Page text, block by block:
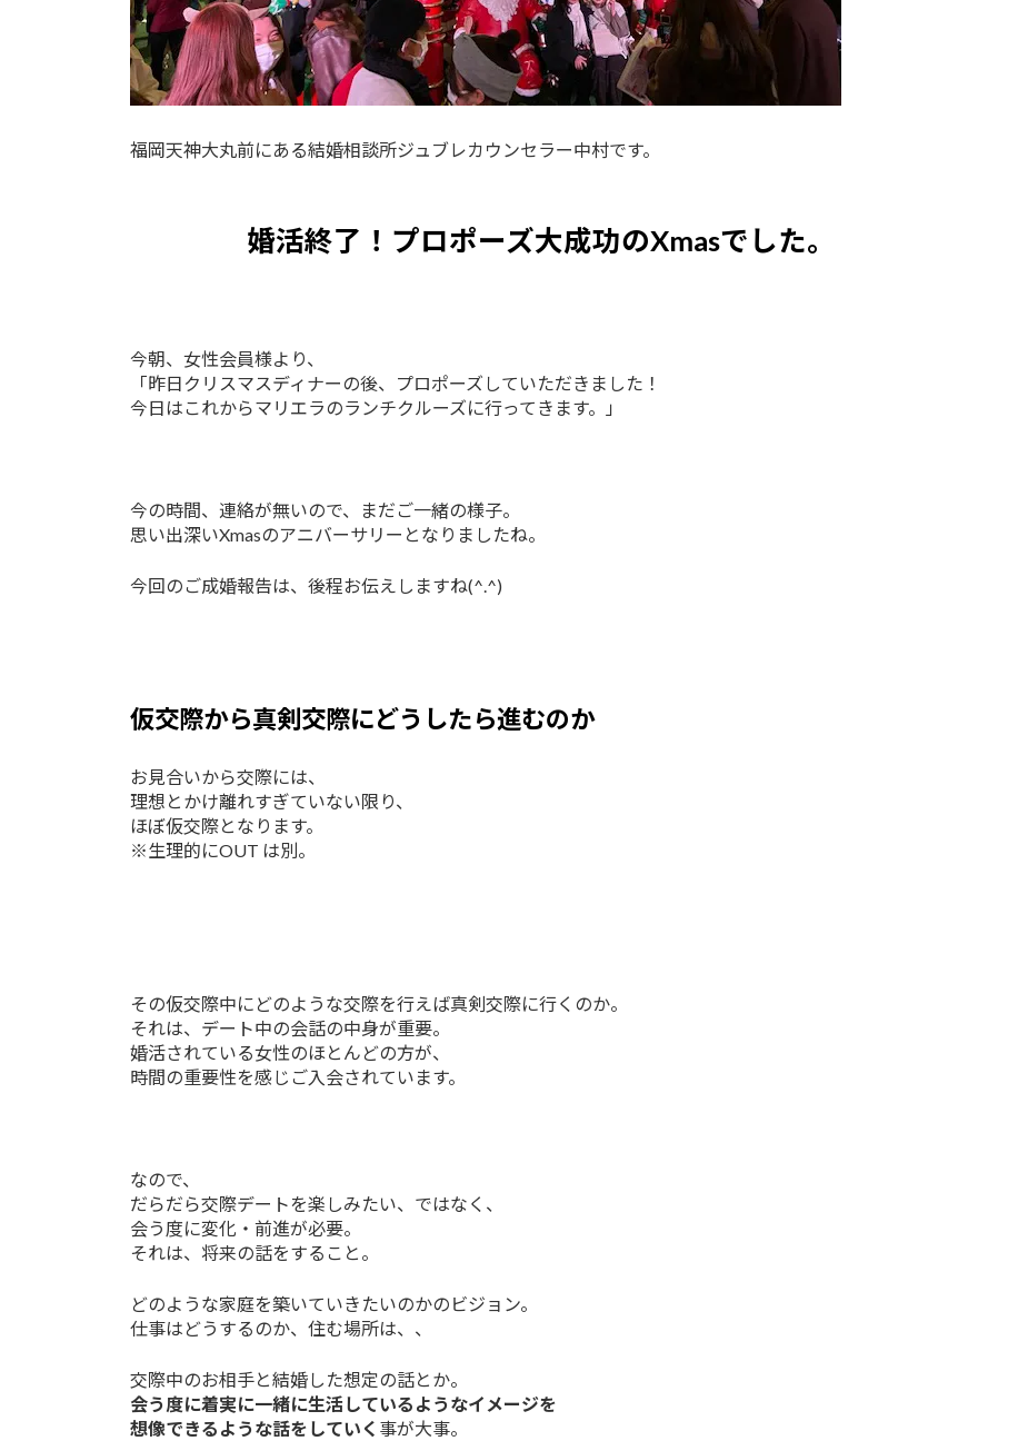
福岡天神大丸前にある結婚相談所ジュブレカウンセラー中村です。
婚活終了！プロポーズ大成功のXmasでした。
今朝、女性会員様より、
「昨日クリスマスディナーの後、プロポーズしていただきました！
今日はこれからマリエラのランチクルーズに行ってきます。」
今の時間、連絡が無いので、まだご一緒の様子。
思い出深いXmasのアニバーサリーとなりましたね。
今回のご成婚報告は、後程お伝えしますね(^.^)
仮交際から真剣交際にどうしたら進むのか
お見合いから交際には、
理想とかけ離れすぎていない限り、
ほぼ仮交際となります。
※生理的にOUT は別。
その仮交際中にどのような交際を行えば真剣交際に行くのか。
それは、デート中の会話の中身が重要。
婚活されている女性のほとんどの方が、
時間の重要性を感じご入会されています。
なので、
だらだら交際デートを楽しみたい、ではなく、
会う度に変化・前進が必要。
それは、将来の話をすること。
どのような家庭を築いていきたいのかのビジョン。
仕事はどうするのか、住む場所は、、
交際中のお相手と結婚した想定の話とか。
会う度に着実に一緒に生活しているようなイメージを
想像できるような話をしていく 事が大事。